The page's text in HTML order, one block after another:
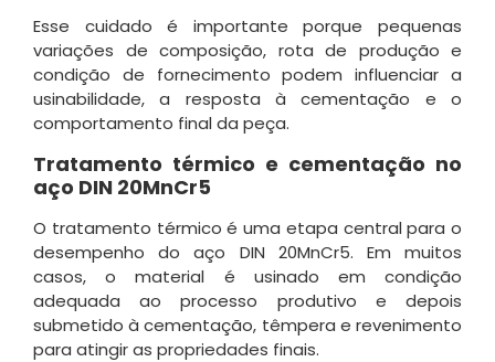
Esse cuidado é importante porque pequenas
variações de composição, rota de produção e
condição de fornecimento podem influenciar a
usinabilidade, a resposta à cementação e o
comportamento final da peça.
Tratamento térmico e cementação no
aço DIN 20MnCr5
O tratamento térmico é uma etapa central para o
desempenho do aço DIN 20MnCr5. Em muitos
casos, o material é usinado em condição
adequada ao processo produtivo e depois
submetido à cementação, têmpera e revenimento
para atingir as propriedades finais.